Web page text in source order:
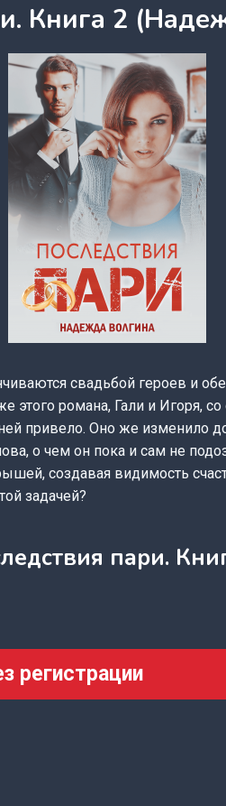
Книга 2
свадьбой героев и
этого романа, Гали и Игоря,
привело. Оно же изменило
о чем он пока и сам не
создавая видимость
задачей?
пари.
регистрации